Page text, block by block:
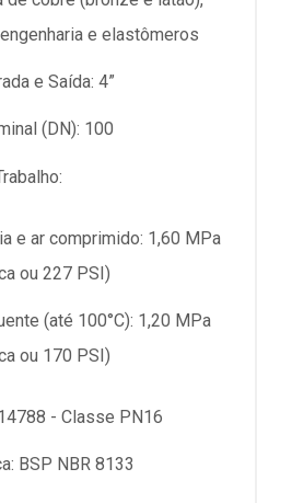
e elastômeros
e Saída: 4”
(DN): 100
e ar comprimido: 1,60 MPa
ou 227 PSI)
(até 100°C): 1,20 MPa
ou 170 PSI)
- Classe PN16
BSP NBR 8133